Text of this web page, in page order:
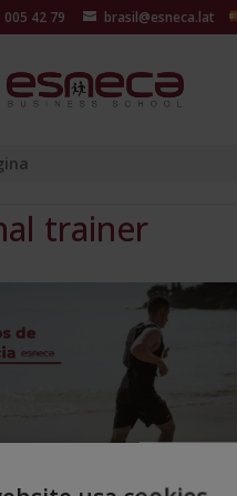
005 42 79 brasil@esneca.lat
trainer